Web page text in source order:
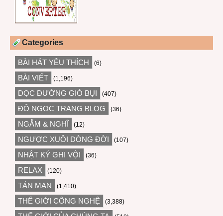
Categories
BÀI HÁT YÊU THÍCH (6)
BÀI VIẾT (1,196)
DỌC ĐƯỜNG GIÓ BỤI (407)
ĐỖ NGỌC TRANG BLOG (36)
NGẪM & NGHĨ (12)
NGƯỢC XUÔI DÒNG ĐỜI (107)
NHẬT KÝ GHI VỘI (36)
RELAX (120)
TẢN MẠN (1,410)
THẾ GIỚI CÔNG NGHỆ (3,388)